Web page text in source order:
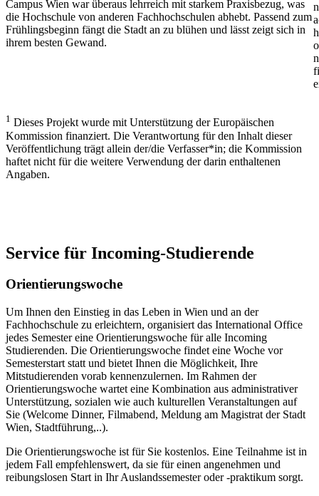
Campus Wien war überaus lehrreich mit starkem Praxisbezug, was
die Hochschule von anderen Fachhochschulen abhebt. Passend zum
Frühlingsbeginn fängt die Stadt an zu blühen und lässt zeigt sich in
ihrem besten Gewand.
1 Dieses Projekt wurde mit Unterstützung der Europäischen
Kommission finanziert. Die Verantwortung für den Inhalt dieser
Veröffentlichung trägt allein der/die Verfasser*in; die Kommission
haftet nicht für die weitere Verwendung der darin enthaltenen
Angaben.
Service für Incoming-Studierende
Orientierungswoche
Um Ihnen den Einstieg in das Leben in Wien und an der
Fachhochschule zu erleichtern, organisiert das International Office
jedes Semester eine Orientierungswoche für alle Incoming
Studierenden. Die Orientierungswoche findet eine Woche vor
Semesterstart statt und bietet Ihnen die Möglichkeit, Ihre
Mitstudierenden vorab kennenzulernen. Im Rahmen der
Orientierungswoche wartet eine Kombination aus administrativer
Unterstützung, sozialen wie auch kulturellen Veranstaltungen auf
Sie (Welcome Dinner, Filmabend, Meldung am Magistrat der Stadt
Wien, Stadtführung,..).
Die Orientierungswoche ist für Sie kostenlos. Eine Teilnahme ist in
jedem Fall empfehlenswert, da sie für einen angenehmen und
reibungslosen Start in Ihr Auslandssemester oder -praktikum sorgt.